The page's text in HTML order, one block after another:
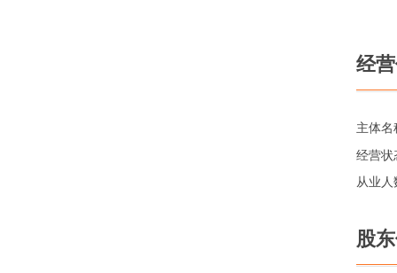
经
主体名
经营状
从业人
股